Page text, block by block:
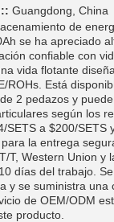
Guangdong, China
de
se ha apreciado
confiable con
vida flotante
ROHs. Está
2 pedazos y
según los
SETS a $200/SETS
la entrega
T, Western Union y
días del trabajo.
y se suministra una
de OEM/ODM
producto.